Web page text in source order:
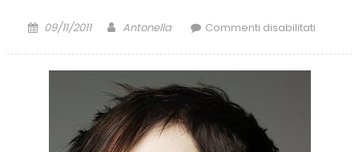
Posted
09/11/2011 Author
Antonella Commenti disabilitatisu